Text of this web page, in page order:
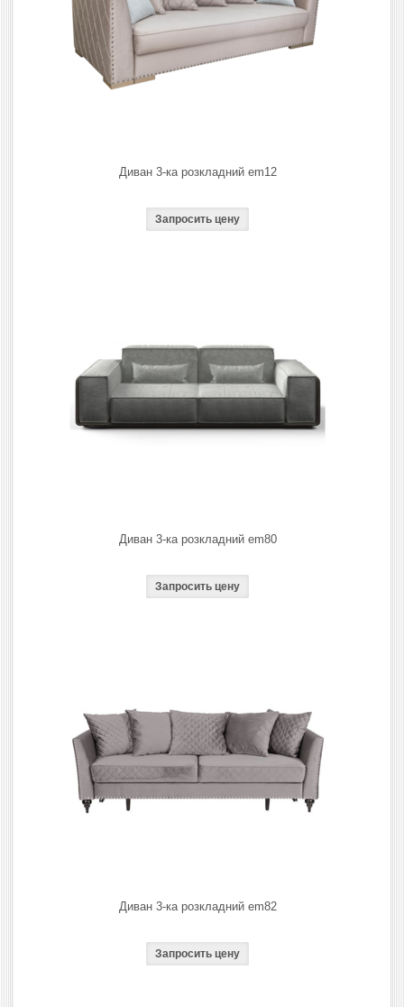
Диван 3-ка розкладний em12
Диван 3-ка розкладний em80
Диван 3-ка розкладний em82